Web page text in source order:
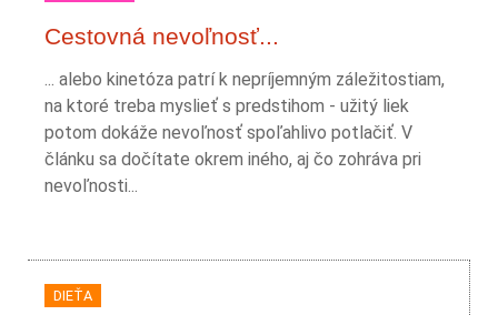
Cestovná nevoľnosť...
... alebo kinetóza patrí k nepríjemným záležitostiam,
na ktoré treba myslieť s predstihom - užitý liek
potom dokáže nevoľnosť spoľahlivo potlačiť. V
článku sa dočítate okrem iného, aj čo zohráva pri
nevoľnosti...
DIEŤA